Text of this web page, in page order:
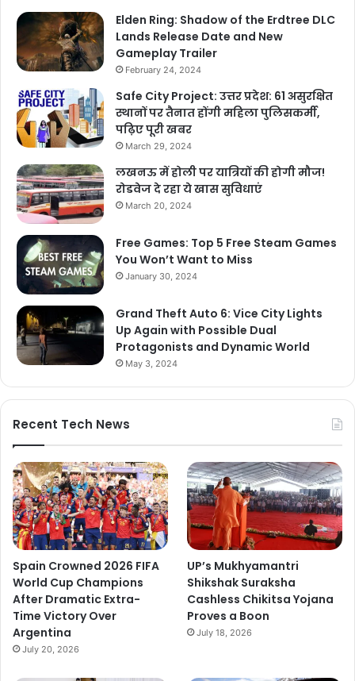
Elden Ring: Shadow of the Erdtree DLC
Lands Release Date and New
Gameplay Trailer
February 24, 2024
Safe City Project: उत्तर प्रदेश: 61 असुरक्षित
स्थानों पर तैनात होंगी महिला पुलिसकर्मी,
पढ़िए पूरी खबर
March 29, 2024
लखनऊ में होली पर यात्रियों की होगी मौज!
रोडवेज दे रहा ये खास सुविधाएं
March 20, 2024
Free Games: Top 5 Free Steam Games
You Won’t Want to Miss
January 30, 2024
Grand Theft Auto 6: Vice City Lights
Up Again with Possible Dual
Protagonists and Dynamic World
May 3, 2024
Recent Tech News
Spain Crowned 2026 FIFA
World Cup Champions
After Dramatic Extra-
Time Victory Over
Argentina
July 20, 2026
UP’s Mukhyamantri
Shikshak Suraksha
Cashless Chikitsa Yojana
Proves a Boon
July 18, 2026